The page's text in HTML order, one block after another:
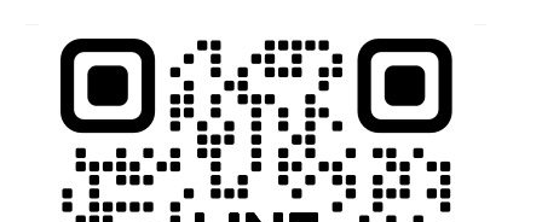
chosen
on
the
product
page